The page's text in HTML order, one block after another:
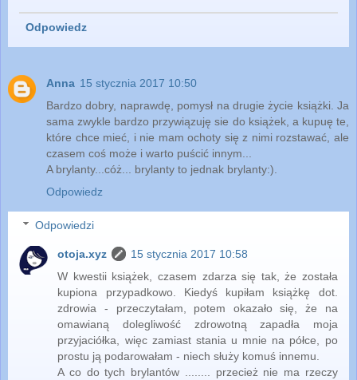
Odpowiedz
Anna 15 stycznia 2017 10:50
Bardzo dobry, naprawdę, pomysł na drugie życie książki. Ja
sama zwykle bardzo przywiązuję sie do książek, a kupuę te,
które chce mieć, i nie mam ochoty się z nimi rozstawać, ale
czasem coś może i warto puścić innym...
A brylanty...cóż... brylanty to jednak brylanty:).
Odpowiedz
Odpowiedzi
otoja.xyz
15 stycznia 2017 10:58
W kwestii książek, czasem zdarza się tak, że została
kupiona przypadkowo. Kiedyś kupiłam książkę dot.
zdrowia - przeczytałam, potem okazało się, że na
omawianą dolegliwość zdrowotną zapadła moja
przyjaciółka, więc zamiast stania u mnie na półce, po
prostu ją podarowałam - niech służy komuś innemu.
A co do tych brylantów ........ przecież nie ma rzeczy